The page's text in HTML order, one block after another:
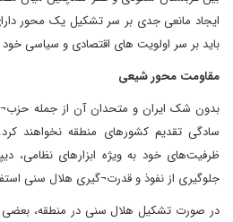
ایجاد مانعی جدی بر سر تشکیل یک محور
باید بر سر اولویت های اقتصادی و سیاسی
مقاومت محور شیعی
بدون شک ایران و متحدان آن از جمله
سادگی تقدیم کشورهای منطقه نخواهند
ظرفیت‌های خود به ویژه ابزارهای نظامی،
جلوگیری از نفوذ و قدرت¬گیری هلال سنی
در صورت تشکیل هلال سنی در منطقه، بعضی